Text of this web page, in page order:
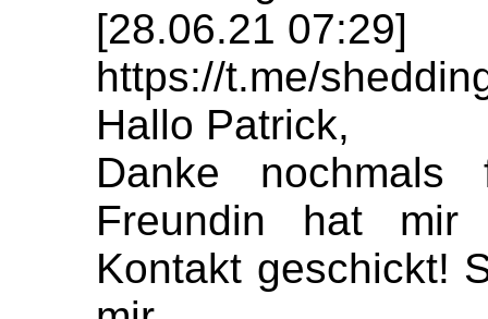
[28.06.21 07:29]
https://t.me/
Hallo Patrick,
Danke
Freundin hat mir
Kontakt geschickt!